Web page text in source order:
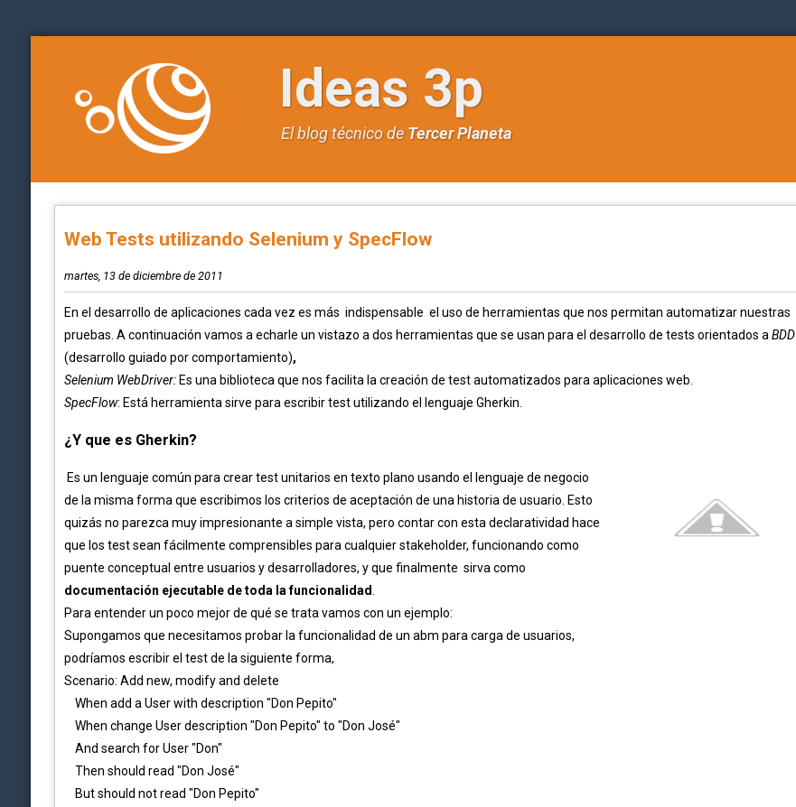
Ideas 3p
El blog técnico deTercer Planeta
Web Tests utilizando Selenium y SpecFlow
martes, 13 de diciembre de 2011
En el desarrollo de aplicaciones cada vez es más indispensable el uso de herramientas que nos permitan automatizar nuestras
pruebas. A continuación vamos a echarle un vistazo a dos herramientas que se usan para el desarrollo de tests orientados a BDD
(desarrollo guiado por comportamiento),
Selenium WebDriver:Es una biblioteca que nos facilita la creación de test automatizados para aplicaciones web.
SpecFlow: Está herramienta sirve para escribir test utilizando el lenguaje Gherkin.
¿Y que es Gherkin?
Es un lenguaje común para crear test unitarios en texto plano usando el lenguaje de negocio
de la misma forma que escribimos los criterios de aceptación de una historia de usuario. Esto
quizás no parezca muy impresionante a simple vista, pero contar con esta declaratividad hace
que los test sean fácilmente comprensibles para cualquier stakeholder, funcionando como
puente conceptual entre usuarios y desarrolladores, y que finalmente sirva como
documentación ejecutable de toda la funcionalidad
Para entender un poco mejor de qué se trata vamos con un ejemplo:
Supongamos que necesitamos probar la funcionalidad de un abm para carga de usuarios,
podríamos escribir el test de la siguiente forma,
Scenario: Add new, modify and delete
When add a User with description "Don Pepito"
When change User description "Don Pepito" to "Don José"
And search for User "Don"
Then should read "Don José"
But should not read "Don Pepito"